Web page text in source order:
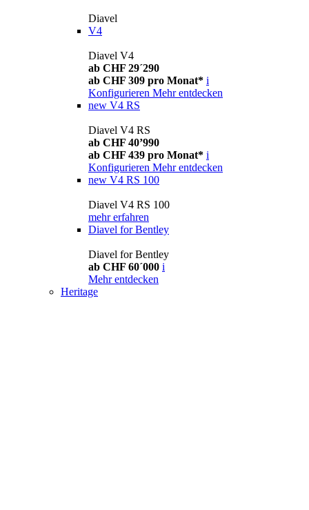
Diavel
V4
Diavel V4
ab CHF 29´290
ab CHF 309 pro Monat* i
Konfigurieren Mehr entdecken
new V4 RS
Diavel V4 RS
ab CHF 40’990
ab CHF 439 pro Monat* i
Konfigurieren Mehr entdecken
new V4 RS 100
Diavel V4 RS 100
mehr erfahren
Diavel for Bentley
Diavel for Bentley
ab CHF 60´000 i
Mehr entdecken
Heritage